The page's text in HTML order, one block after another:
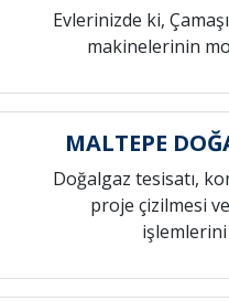
Evlerinizde ki,
makinelerinin
MALTEPE
Doğalgaz tesisatı,
proje çizilmesi